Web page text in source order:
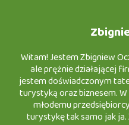
Witam! Jestem Zbigniew
ale prężnie działającej
jestem doświadczonym
turystyką oraz biznesem.
młodemu
turystykę tak samo jak